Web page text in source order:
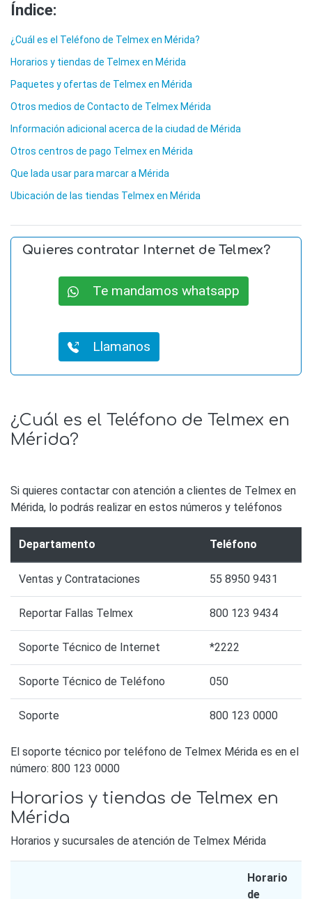
Índice:
¿Cuál es el Teléfono de Telmex en Mérida?
Horarios y tiendas de Telmex en Mérida
Paquetes y ofertas de Telmex en Mérida
Otros medios de Contacto de Telmex Mérida
Información adicional acerca de la ciudad de Mérida
Otros centros de pago Telmex en Mérida
Que lada usar para marcar a Mérida
Ubicación de las tiendas Telmex en Mérida
Quieres contratar Internet de Telmex?
Te mandamos whatsapp
Llamanos
¿Cuál es el Teléfono de Telmex en
Mérida?
Si quieres contactar con atención a clientes de Telmex en
Mérida, lo podrás realizar en estos números y teléfonos
Departamento Teléfono
Ventas y Contrataciones 55 8950 9431
Reportar Fallas Telmex 800 123 9434
Soporte Técnico de Internet *2222
Soporte Técnico de Teléfono 050
Soporte 800 123 0000
El soporte técnico por teléfono de Telmex Mérida es en el
número: 800 123 0000
Horarios y tiendas de Telmex en
Mérida
Horarios y sucursales de atención de Telmex Mérida
Horario
de